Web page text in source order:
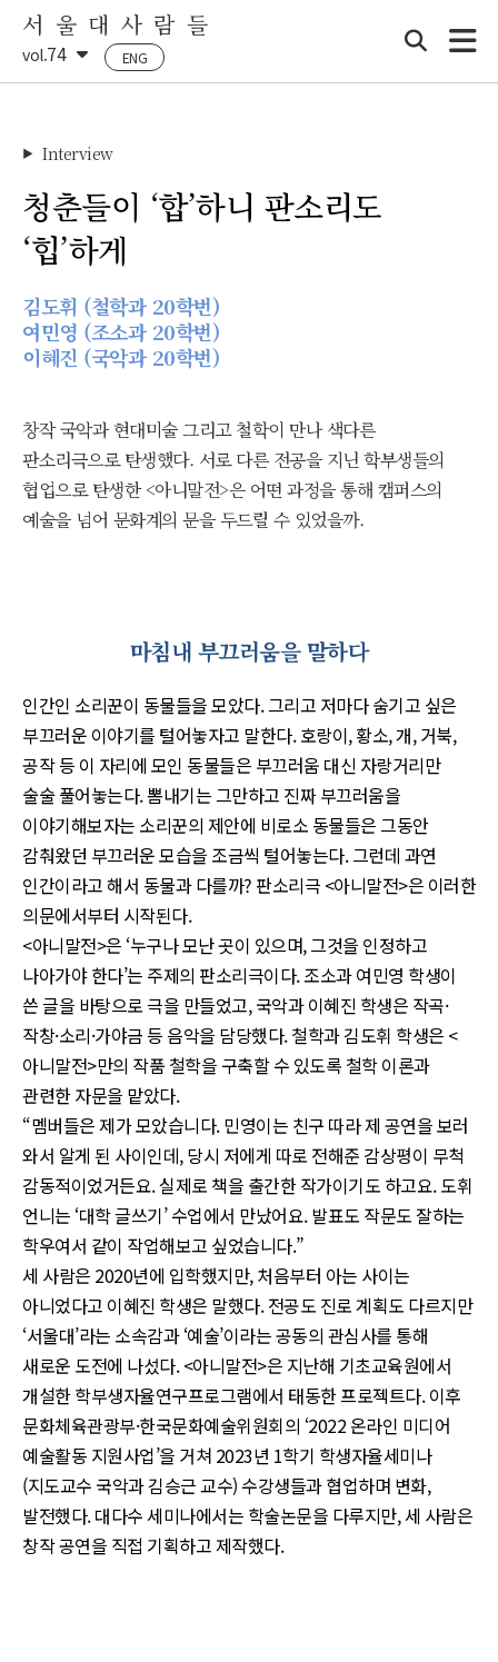
서 울 대 사 람 들
vol.74 ENG
▶ Interview
청춘들이 ‘합’하니 판소리도
‘힙’하게
김도휘 (철학과 20학번)
여민영 (조소과 20학번)
이혜진 (국악과 20학번)
창작 국악과 현대미술 그리고 철학이 만나 색다른
판소리극으로 탄생했다. 서로 다른 전공을 지닌 학부생들의
협업으로 탄생한<아니말전>은 어떤 과정을 통해 캠퍼스의
예술을 넘어 문화계의 문을 두드릴 수 있었을까.
마침내 부끄러움을 말하다
인간인 소리꾼이 동물들을 모았다. 그리고 저마다 숨기고 싶은
부끄러운 이야기를 털어놓자고 말한다. 호랑이, 황소, 개, 거북,
공작 등 이 자리에 모인 동물들은 부끄러움 대신 자랑거리만
술술 풀어놓는다. 뽐내기는 그만하고 진짜 부끄러움을
이야기해보자는 소리꾼의 제안에 비로소 동물들은 그동안
감춰왔던 부끄러운 모습을 조금씩 털어놓는다. 그런데 과연
인간이라고 해서 동물과 다를까? 판소리극 <아니말전>은 이러한
의문에서부터 시작된다.
<아니말전>은 ‘누구나 모난 곳이 있으며, 그것을 인정하고
나아가야 한다’는 주제의 판소리극이다. 조소과 여민영 학생이
쓴 글을 바탕으로 극을 만들었고, 국악과 이혜진 학생은 작곡·
작창·소리·가야금 등 음악을 담당했다. 철학과 김도휘 학생은 <
아니말전>만의 작품 철학을 구축할 수 있도록 철학 이론과
관련한 자문을 맡았다.
“멤버들은 제가 모았습니다. 민영이는 친구 따라 제 공연을 보러
와서 알게 된 사이인데, 당시 저에게 따로 전해준 감상평이 무척
감동적이었거든요. 실제로 책을 출간한 작가이기도 하고요. 도휘
언니는 ‘대학 글쓰기’ 수업에서 만났어요. 발표도 작문도 잘하는
학우여서 같이 작업해보고 싶었습니다.”
세 사람은 2020년에 입학했지만, 처음부터 아는 사이는
아니었다고 이혜진 학생은 말했다. 전공도 진로 계획도 다르지만
‘서울대’라는 소속감과 ‘예술’이라는 공동의 관심사를 통해
새로운 도전에 나섰다. <아니말전>은 지난해 기초교육원에서
개설한 학부생자율연구프로그램에서 태동한 프로젝트다. 이후
문화체육관광부·한국문화예술위원회의 ‘2022 온라인 미디어
예술활동 지원사업’을 거쳐 2023년 1학기 학생자율세미나
(지도교수 국악과 김승근 교수) 수강생들과 협업하며 변화,
발전했다. 대다수 세미나에서는 학술논문을 다루지만, 세 사람은
창작 공연을 직접 기획하고 제작했다.